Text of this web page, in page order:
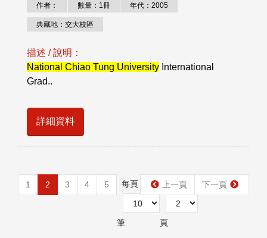
作者： 數量：1冊 年代：2005
典藏地：交大校區
描述 / 說明：
National Chiao Tung University International
Grad..
詳細資料
1 2 3 4 5 每頁
筆
第
頁
上一頁 下一頁